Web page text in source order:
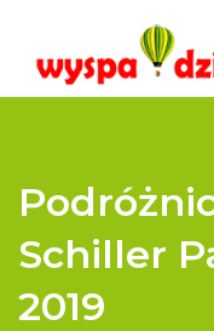
Schiller
2019